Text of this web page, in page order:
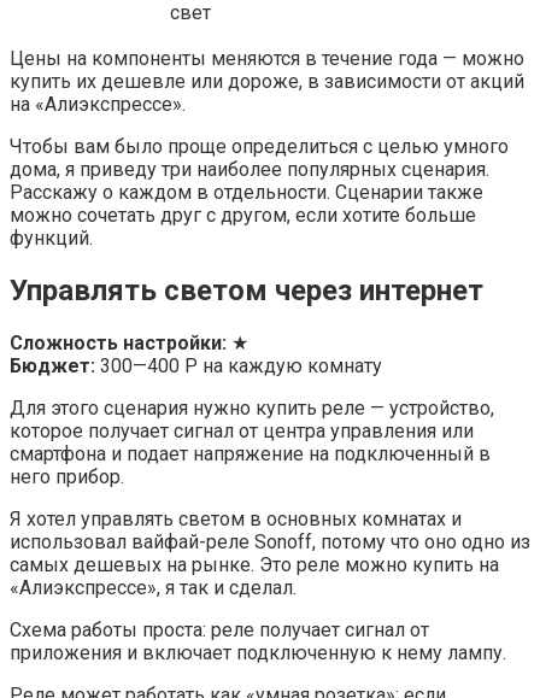
свет
Цены на компоненты меняются в течение года — можно
купить их дешевле или дороже, в зависимости от акций
на «Алиэкспрессе».
Чтобы вам было проще определиться с целью умного
дома, я приведу три наиболее популярных сценария.
Расскажу о каждом в отдельности. Сценарии также
можно сочетать друг с другом, если хотите больше
функций.
Управлять светом через интернет
Сложность настройки: ★
Бюджет: 300—400 Р на каждую комнату
Для этого сценария нужно купить реле — устройство,
которое получает сигнал от центра управления или
смартфона и подает напряжение на подключенный в
него прибор.
Я хотел управлять светом в основных комнатах и
использовал вайфай-реле Sonoff, потому что оно одно из
самых дешевых на рынке. Это реле можно купить на
«Алиэкспрессе», я так и сделал.
Схема работы проста: реле получает сигнал от
приложения и включает подключенную к нему лампу.